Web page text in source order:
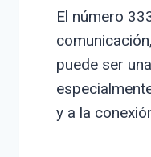
El número
puede ser
y a la